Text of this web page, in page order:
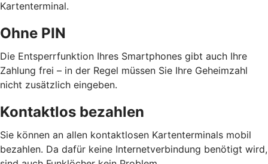
Kartenterminal.
Ohne PIN
Die Entsperrfunktion Ihres Smartphones gibt auch Ihre
Zahlung frei – in der Regel müssen Sie Ihre Geheimzahl
nicht zusätzlich eingeben.
Kontaktlos bezahlen
Sie können an allen kontaktlosen Kartenterminals mobil
bezahlen. Da dafür keine Internetverbindung benötigt wird,